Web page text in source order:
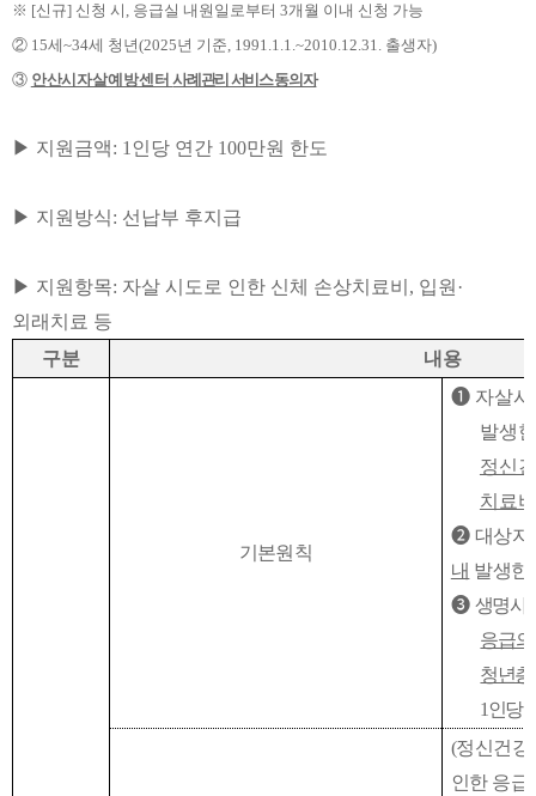
※ [신규] 신청 시 , 응급실 내원일로부터 3개월 이내 신청 가능
② 15세~34세 청년(2025년 기준, 1991.1.1.~2010.12.31. 출생자)
③ 안산시자살예방센터사례관리 서비스 동의자
▶ 지원금액: 1인당 연간 100만원 한도
▶ 지원방식: 선납부 후지급
▶ 지원항목: 자살 시도로 인한 신체 손상치료비 , 입원 ·
외래치료 등
구분
내용
기본원칙
➊ 자살
발생
정신
치료비
➋ 대상
내 발생한
➌ 생명사
응급
청년
1인당
(정신건강
인한 응급